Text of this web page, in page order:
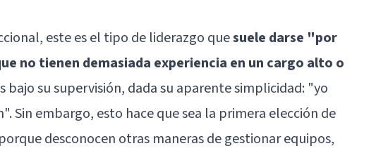
este es el tipo de liderazgo quesuele darse "por
no tienen demasiada experiencia en un cargo alto o
bajo su supervisión, dada su aparente simplicidad: "yo
Sin embargo, esto hace que sea la primera elección de
desconocen otras maneras de gestionar equipos,